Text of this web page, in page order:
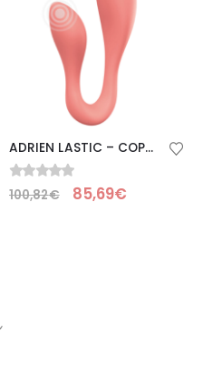
ADRIEN LASTIC – COPPIA SEGRETI II DOPPIA STIMOLAZIONE ROSA + APP GRATUITA
0Su 5
100,82€ 85,69€